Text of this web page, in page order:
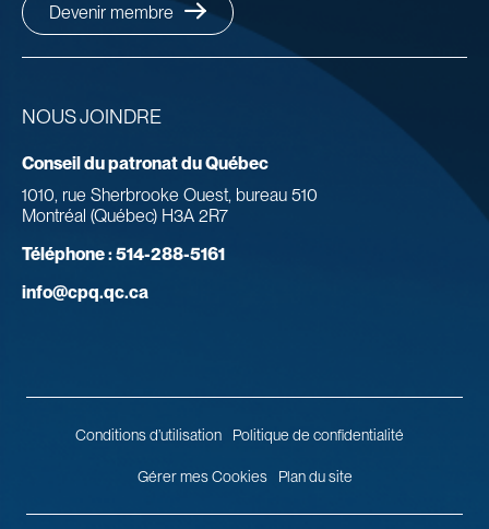
NOUS JOINDRE
Conseil du patronat du Québec
1010, rue Sherbrooke Ouest, bureau 510
Montréal (Québec) H3A 2R7
Téléphone :514-288-5161
info@cpq.qc.ca
Devenir membre
Conditions d’utilisation Politique de confidentialité
Gérer mes Cookies Plan du site